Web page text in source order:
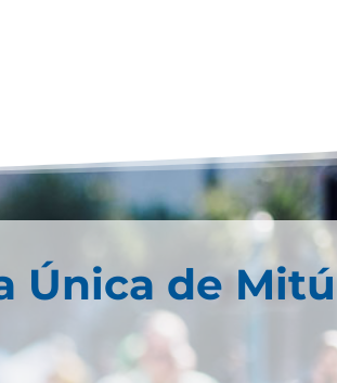
Única de Mitú